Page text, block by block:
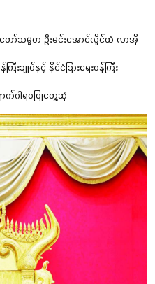
တော်သမ္မတ ဦးမင်းအောင်လှိုင်ထံ လာအို
ျုပ်နှင့် နိုင်ငံခြားရေးဝန်ကြီး
က်ဂါရဝပြုတွေ့ဆုံ